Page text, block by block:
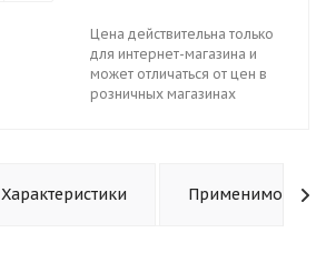
Цена действительна только
для интернет-магазина и
может отличаться от цен в
розничных магазинах
Характеристики Применимость